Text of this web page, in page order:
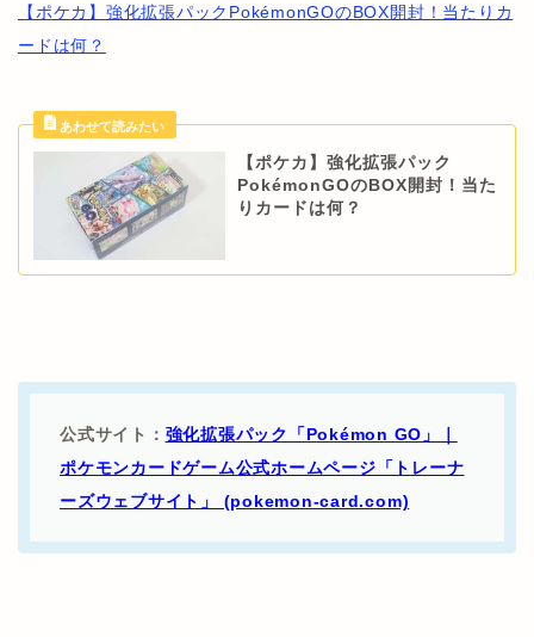
【ポケカ】強化拡張パックPokémonGOのBOX開封！当たりカ
ードは何？
【ポケカ】強化拡張パック
PokémonGOのBOX開封！当た
りカードは何？
公式サイト： 強化拡張パック「Pokémon GO」｜
ポケモンカードゲーム公式ホームページ「トレーナ
ーズウェブサイト」 (pokemon-card.com)